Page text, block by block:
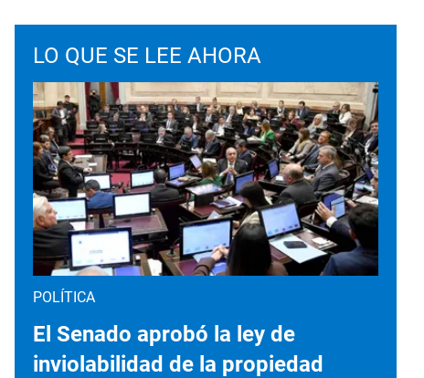
LO QUE SE LEE AHORA
POLÍTICA
El Senado aprobó la ley de
inviolabilidad de la propiedad